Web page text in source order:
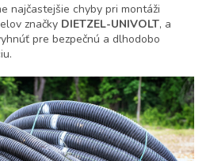
najčastejšie chyby pri montáži
značky DIETZEL-UNIVOLT, a
pre bezpečnú a dlhodobo